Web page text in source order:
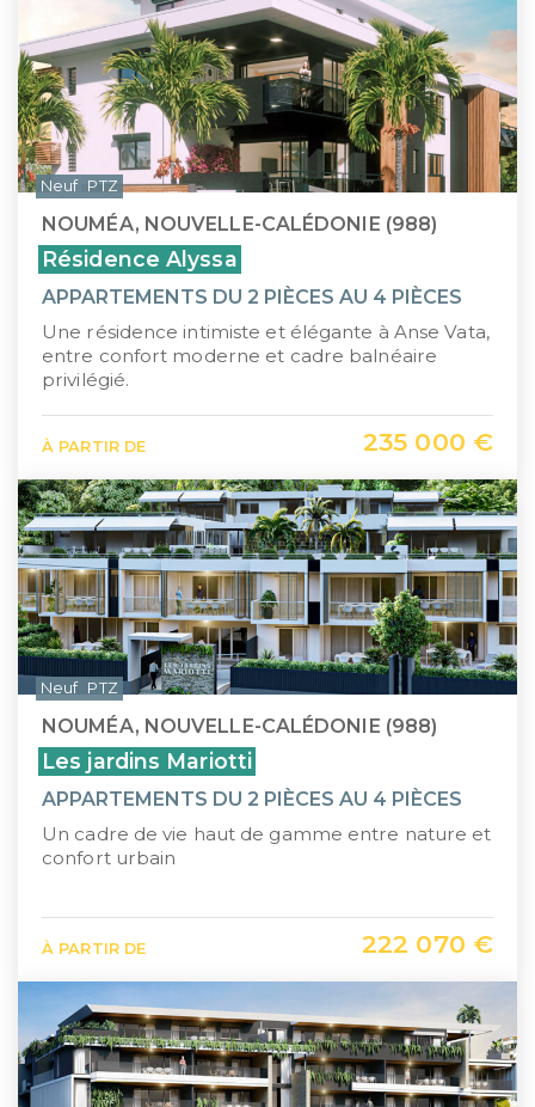
NOUMÉA, NOUVELLE-CALÉDONIE (988)
Résidence Alyssa
APPARTEMENTS DU 2 PIÈCES AU 4 PIÈCES
Une résidence intimiste et élégante à Anse Vata,
entre confort moderne et cadre balnéaire
privilégié.
À PARTIR DE 235 000 €
Neuf PTZ
NOUMÉA, NOUVELLE-CALÉDONIE (988)
Les jardins Mariotti
APPARTEMENTS DU 2 PIÈCES AU 4 PIÈCES
Un cadre de vie haut de gamme entre nature et
confort urbain
À PARTIR DE 222 070 €
Neuf PTZ